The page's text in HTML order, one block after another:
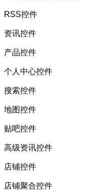
RSS控件
资讯控件
产品控件
个人中心控件
搜索控件
地图控件
贴吧控件
高级资讯控件
店铺控件
店铺聚合控件